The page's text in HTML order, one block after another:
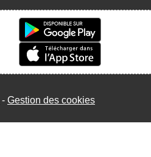
Gestion des cookies